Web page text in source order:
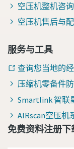
空压机整机咨询
空压机售后与
服务与工具
查询您当地的
压缩机零备件
Smartlink 智联
AIRscan空压机
免费资料注册下